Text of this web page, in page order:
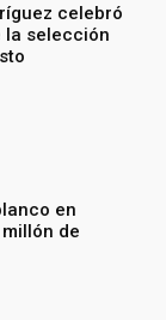
celebró
selección
en
de